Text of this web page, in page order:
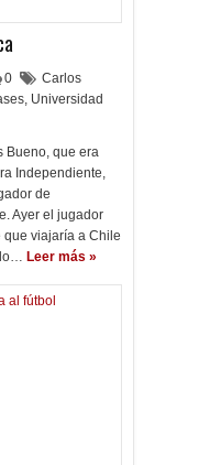
0
Carlos
, Universidad
Bueno, que era
Independiente,
de
Ayer el jugador
que viajaría a Chile
Leer más »